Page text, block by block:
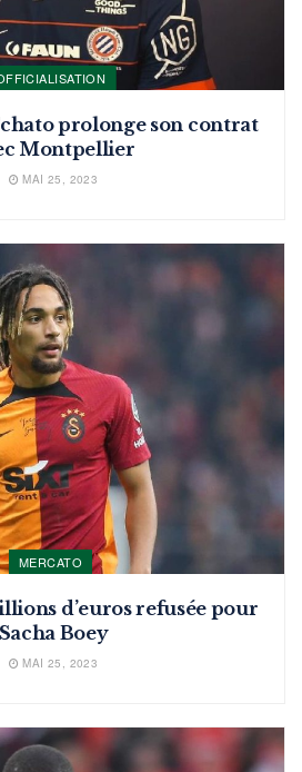
prolonge son contrat
Montpellier
MAI 25, 2023
MERCATO
d’euros refusée pour
Sacha Boey
MAI 25, 2023